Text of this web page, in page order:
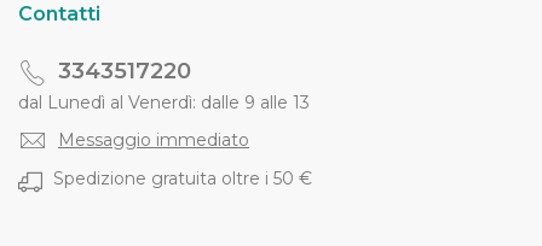
Contatti
3343517220
dal Lunedì al Venerdì: dalle 9 alle 13
Messaggio immediato
Spedizione gratuita oltre i 50 €